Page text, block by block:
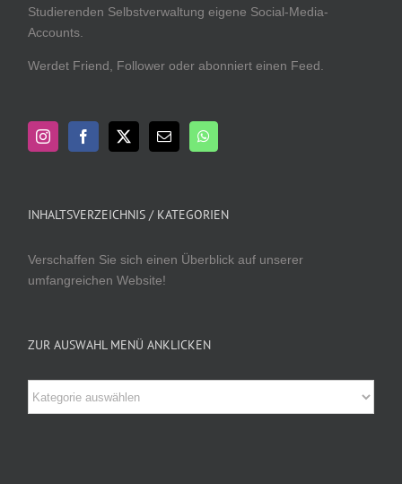
Studierenden Selbstverwaltung eigene Social-Media-
Accounts.
Werdet Friend, Follower oder abonniert einen Feed.
INHALTSVERZEICHNIS / KATEGORIEN
Verschaffen Sie sich einen Überblick auf unserer
umfangreichen Website!
ZUR AUSWAHL MENÜ ANKLICKEN
Zur
Auswahl